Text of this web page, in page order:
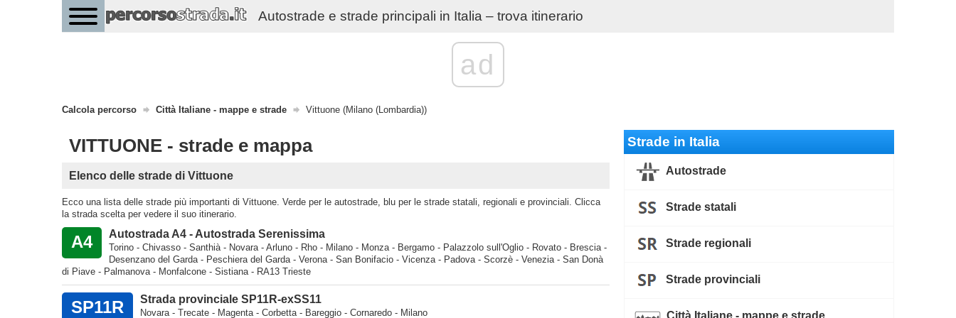
Autostrade e strade principali in Italia – trova itinerario
ad
Calcola percorso Città Italiane - mappe e strade Vittuone (Milano (Lombardia))
VITTUONE - strade e mappa
Elenco delle strade di Vittuone
Ecco una lista delle strade più importanti di Vittuone. Verde per le autostrade, blu per le strade statali, regionali e provinciali. Clicca
la strada scelta per vedere il suo itinerario.
A4 Autostrada A4 - Autostrada Serenissima
Torino - Chivasso - Santhià - Novara - Arluno - Rho - Milano - Monza - Bergamo - Palazzolo sull'Oglio - Rovato - Brescia -
Desenzano del Garda - Peschiera del Garda - Verona - San Bonifacio - Vicenza - Padova - Scorzè - Venezia - San Donà
di Piave - Palmanova - Monfalcone - Sistiana - RA13 Trieste
SP11R Strada provinciale SP11R-exSS11
Novara - Trecate - Magenta - Corbetta - Bareggio - Cornaredo - Milano
Strade in Italia
Autostrade
Strade statali
Strade regionali
Strade provinciali